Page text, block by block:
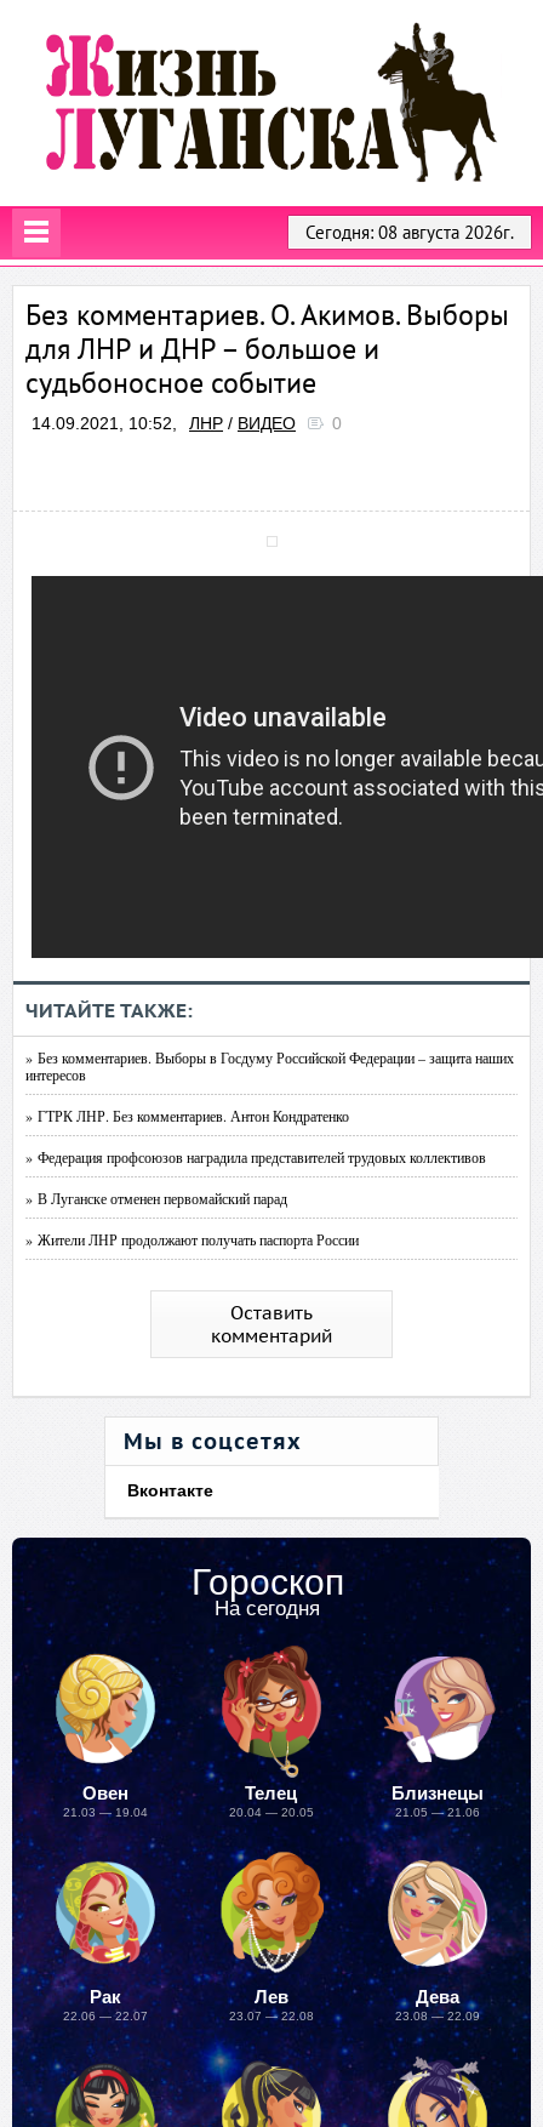
Сегодня: 08 августа 2026г.
Без комментариев. О. Акимов. Выборы
для ЛНР и ДНР – большое и
судьбоносное событие
14.09.2021, 10:52, ЛНР / ВИДЕО 0
ЧИТАЙТЕ ТАКЖЕ:
» Без комментариев. Выборы в Госдуму Российской Федерации – защита наших
интересов
» ГТРК ЛНР. Без комментариев. Антон Кондратенко
» Федерация профсоюзов наградила представителей трудовых коллективов
» В Луганске отменен первомайский парад
» Жители ЛНР продолжают получать паспорта России
Оставить
комментарий
Мы в соцсетях
Вконтакте
Гороскоп
На сегодня
Овен
21.03 — 19.04
Телец
20.04 — 20.05
Близнецы
21.05 — 21.06
Рак
22.06 — 22.07
Лев
23.07 — 22.08
Дева
23.08 — 22.09